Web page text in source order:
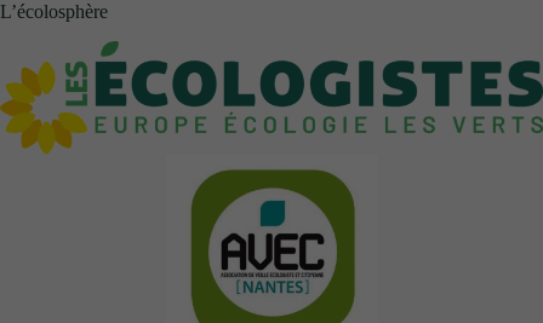
L’écolosphère
Cookies
fonctionnels